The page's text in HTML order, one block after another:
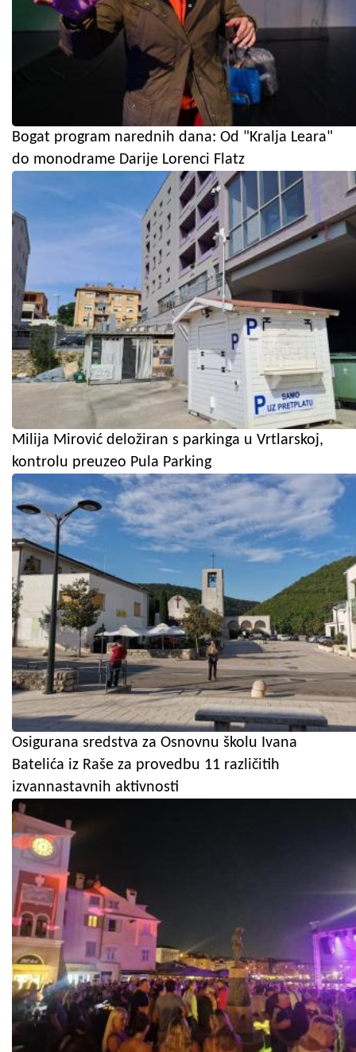
Bogat program narednih dana: Od "Kralja Leara"
do monodrame Darije Lorenci Flatz
Milija Mirović deložiran s parkinga u Vrtlarskoj,
kontrolu preuzeo Pula Parking
Osigurana sredstva za Osnovnu školu Ivana
Batelića iz Raše za provedbu 11 različitih
izvannastavnih aktivnosti